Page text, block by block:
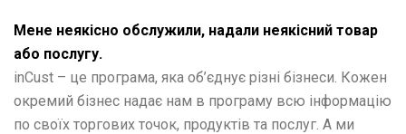
Мене неякісно обслужили, надали неякісний товар
або послугу.
inCust – це програма, яка об’єднує різні бізнеси. Кожен
окремий бізнес надає нам в програму всю інформацію
по своїх торгових точок, продуктів та послуг. А ми